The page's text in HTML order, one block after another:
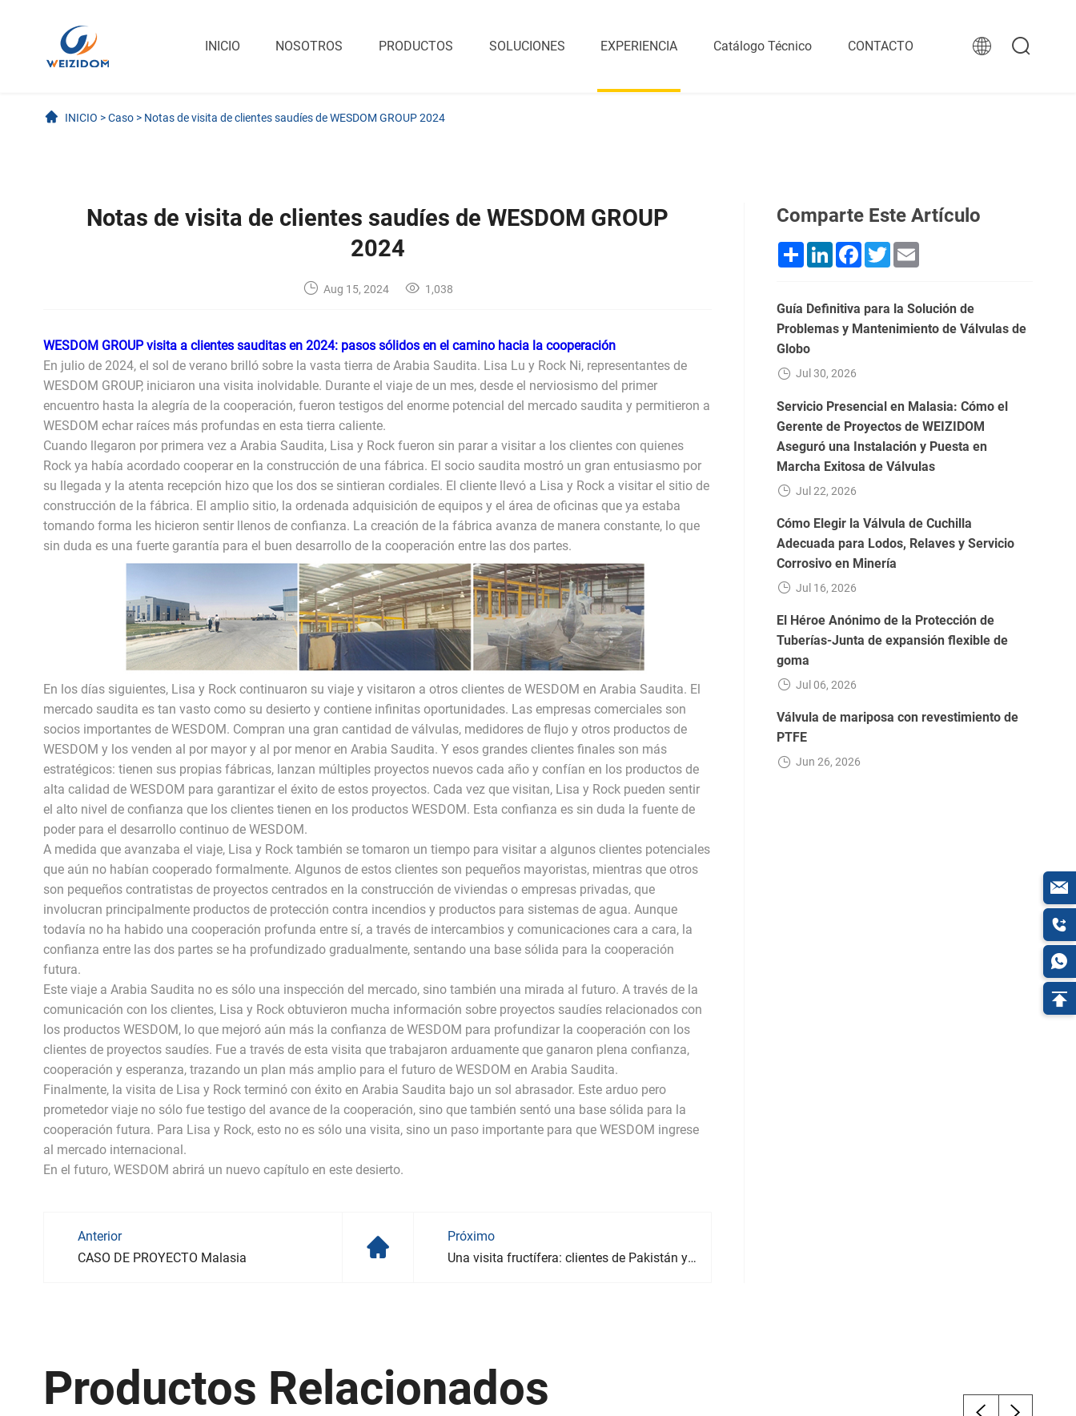
INICIO NOSOTROS PRODUCTOS SOLUCIONES EXPERIENCIA Catálogo Técnico CONTACTO
INICIO >Caso> Notas de visita de clientes saudíes de WESDOM GROUP 2024
Notas de visita de clientes saudíes de WESDOM GROUP
2024
Aug 15, 2024 1,038
WESDOM GROUP visita a clientes sauditas en 2024: pasos sólidos en el camino hacia la cooperación
En julio de 2024, el sol de verano brilló sobre la vasta tierra de Arabia Saudita. Lisa Lu y Rock Ni, representantes de
WESDOM GROUP, iniciaron una visita inolvidable. Durante el viaje de un mes, desde el nerviosismo del primer
encuentro hasta la alegría de la cooperación, fueron testigos del enorme potencial del mercado saudita y permitieron a
WESDOM echar raíces más profundas en esta tierra caliente.
Cuando llegaron por primera vez a Arabia Saudita, Lisa y Rock fueron sin parar a visitar a los clientes con quienes
Rock ya había acordado cooperar en la construcción de una fábrica. El socio saudita mostró un gran entusiasmo por
su llegada y la atenta recepción hizo que los dos se sintieran cordiales. El cliente llevó a Lisa y Rock a visitar el sitio de
construcción de la fábrica. El amplio sitio, la ordenada adquisición de equipos y el área de oficinas que ya estaba
tomando forma les hicieron sentir llenos de confianza. La creación de la fábrica avanza de manera constante, lo que
sin duda es una fuerte garantía para el buen desarrollo de la cooperación entre las dos partes.
En los días siguientes, Lisa y Rock continuaron su viaje y visitaron a otros clientes de WESDOM en Arabia Saudita. El
mercado saudita es tan vasto como su desierto y contiene infinitas oportunidades. Las empresas comerciales son
socios importantes de WESDOM. Compran una gran cantidad de válvulas, medidores de flujo y otros productos de
WESDOM y los venden al por mayor y al por menor en Arabia Saudita. Y esos grandes clientes finales son más
estratégicos: tienen sus propias fábricas, lanzan múltiples proyectos nuevos cada año y confían en los productos de
alta calidad de WESDOM para garantizar el éxito de estos proyectos. Cada vez que visitan, Lisa y Rock pueden sentir
el alto nivel de confianza que los clientes tienen en los productos WESDOM. Esta confianza es sin duda la fuente de
poder para el desarrollo continuo de WESDOM.
A medida que avanzaba el viaje, Lisa y Rock también se tomaron un tiempo para visitar a algunos clientes potenciales
que aún no habían cooperado formalmente. Algunos de estos clientes son pequeños mayoristas, mientras que otros
son pequeños contratistas de proyectos centrados en la construcción de viviendas o empresas privadas, que
involucran principalmente productos de protección contra incendios y productos para sistemas de agua. Aunque
todavía no ha habido una cooperación profunda entre sí, a través de intercambios y comunicaciones cara a cara, la
confianza entre las dos partes se ha profundizado gradualmente, sentando una base sólida para la cooperación
futura.
Este viaje a Arabia Saudita no es sólo una inspección del mercado, sino también una mirada al futuro. A través de la
comunicación con los clientes, Lisa y Rock obtuvieron mucha información sobre proyectos saudíes relacionados con
los productos WESDOM, lo que mejoró aún más la confianza de WESDOM para profundizar la cooperación con los
clientes de proyectos saudíes. Fue a través de esta visita que trabajaron arduamente que ganaron plena confianza,
cooperación y esperanza, trazando un plan más amplio para el futuro de WESDOM en Arabia Saudita.
Finalmente, la visita de Lisa y Rock terminó con éxito en Arabia Saudita bajo un sol abrasador. Este arduo pero
prometedor viaje no sólo fue testigo del avance de la cooperación, sino que también sentó una base sólida para la
cooperación futura. Para Lisa y Rock, esto no es sólo una visita, sino un paso importante para que WESDOM ingrese
al mercado internacional.
En el futuro, WESDOM abrirá un nuevo capítulo en este desierto.
Anterior
CASO DE PROYECTO Malasia
Próximo
Una visita fructífera: clientes de Pakistán y Malasia visitan la fábrica de medidores de agua WESDOM
Comparte Este Artículo
ShareLinkedInFacebook
Twitter
Guía Definitiva para la Solución de
Problemas y Mantenimiento de Válvulas de
Globo
Jul 30, 2026
Servicio Presencial en Malasia: Cómo el
Gerente de Proyectos de WEIZIDOM
Aseguró una Instalación y Puesta en
Marcha Exitosa de Válvulas
Jul 22, 2026
Cómo Elegir la Válvula de Cuchilla
Adecuada para Lodos, Relaves y Servicio
Corrosivo en Minería
Jul 16, 2026
El Héroe Anónimo de la Protección de
Tuberías-Junta de expansión flexible de
goma
Jul 06, 2026
Válvula de mariposa con revestimiento de
PTFE
Jun 26, 2026
Productos Relacionados